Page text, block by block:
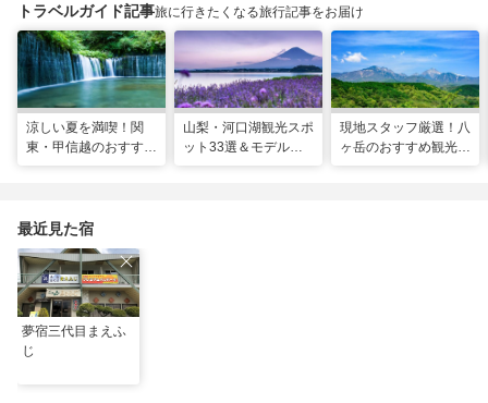
トラベルガイド記事旅に行きたくなる旅行記事をお届け
涼しい夏を満喫！関
東・甲信越のおすすめ
山梨・河口湖観光スポ
ット33選＆モデルコ
現地スタッフ厳選！八
ヶ岳のおすすめ観光ス
最近見た宿
夢宿三代目まえふ
じ